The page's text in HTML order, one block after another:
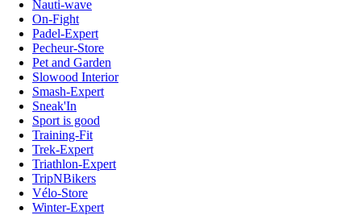
Nauti-wave
On-Fight
Padel-Expert
Pecheur-Store
Pet and Garden
Slowood Interior
Smash-Expert
Sneak'In
Sport is good
Training-Fit
Trek-Expert
Triathlon-Expert
TripNBikers
Vélo-Store
Winter-Expert